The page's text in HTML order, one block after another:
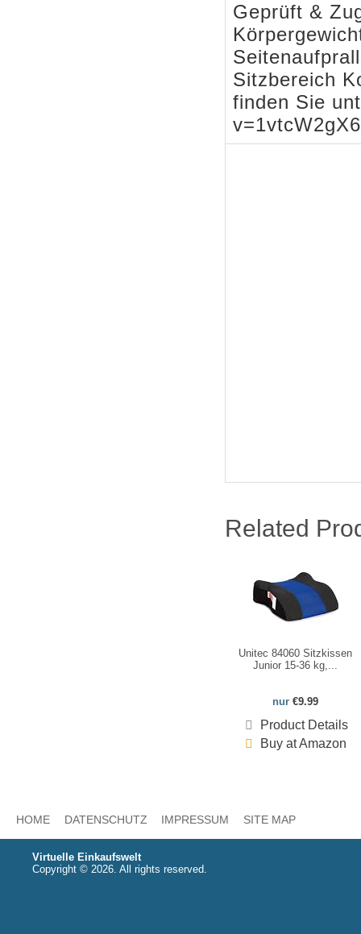
Geprüft &
Sitzbereich
finden Sie
Related
Unitec 84060 Sitzkissen
Junior 15-36 kg,...
nur €9.99
Product Details
Buy at Amazon
HOME DATENSCHUTZ IMPRESSUM SITE MAP
Virtuelle Einkaufswelt
Copyright © 2026. All rights reserved.